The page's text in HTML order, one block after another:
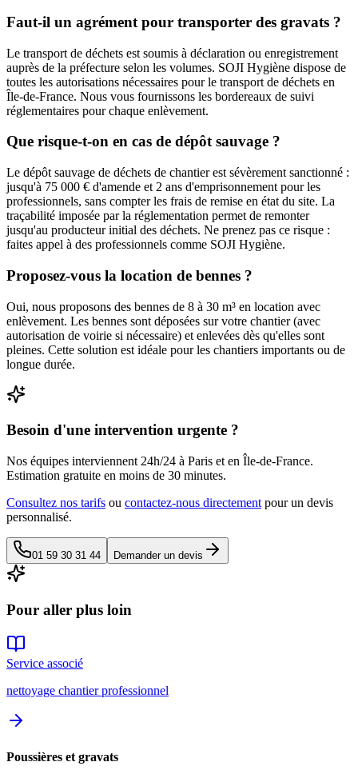
Faut-il un agrément pour transporter des gravats ?
Le transport de déchets est soumis à déclaration ou enregistrement
auprès de la préfecture selon les volumes. SOJI Hygiène dispose de
toutes les autorisations nécessaires pour le transport de déchets en
Île-de-France. Nous vous fournissons les bordereaux de suivi
réglementaires pour chaque enlèvement.
Que risque-t-on en cas de dépôt sauvage ?
Le dépôt sauvage de déchets de chantier est sévèrement sanctionné :
jusqu'à 75 000 € d'amende et 2 ans d'emprisonnement pour les
professionnels, sans compter les frais de remise en état du site. La
traçabilité imposée par la réglementation permet de remonter
jusqu'au producteur initial des déchets. Ne prenez pas ce risque :
faites appel à des professionnels comme SOJI Hygiène.
Proposez-vous la location de bennes ?
Oui, nous proposons des bennes de 8 à 30 m³ en location avec
enlèvement. Les bennes sont déposées sur votre chantier (avec
autorisation de voirie si nécessaire) et enlevées dès qu'elles sont
pleines. Cette solution est idéale pour les chantiers importants ou de
longue durée.
Besoin d'une intervention urgente ?
Nos équipes interviennent 24h/24 à Paris et en Île-de-France.
Estimation gratuite en moins de 30 minutes.
Consultez nos tarifs ou contactez-nous directement pour un devis
personnalisé.
01 59 30 31 44 Demander un devis
Pour aller plus loin
Service associé
nettoyage chantier professionnel
Poussières et gravats